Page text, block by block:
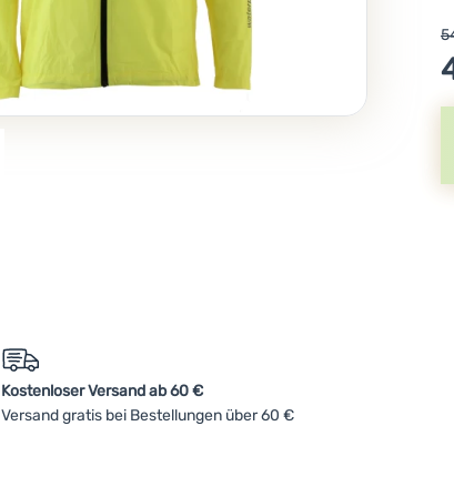
Kostenloser Versand ab 60 €
Versand gratis bei Bestellungen über 60 €